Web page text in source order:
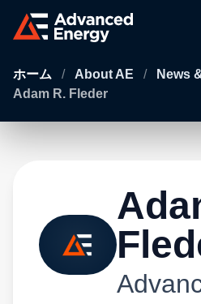
ホーム / About AE / News
Adam R. Fleder